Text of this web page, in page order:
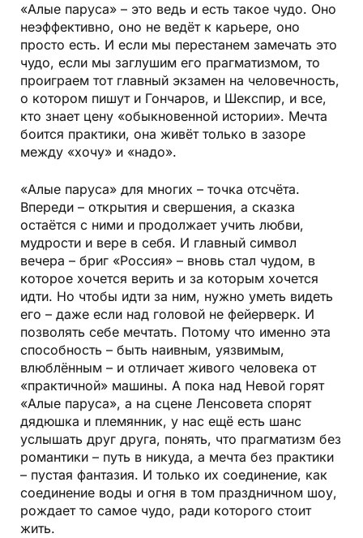
«Алые паруса» – это ведь и есть такое чудо. Оно
неэффективно, оно не ведёт к карьере, оно
просто есть. И если мы перестанем замечать это
чудо, если мы заглушим его прагматизмом, то
проиграем тот главный экзамен на человечность,
о котором пишут и Гончаров, и Шекспир, и все,
кто знает цену «обыкновенной истории». Мечта
боится практики, она живёт только в зазоре
между «хочу» и «надо».
«Алые паруса» для многих – точка отсчёта.
Впереди – открытия и свершения, а сказка
остаётся с ними и продолжает учить любви,
мудрости и вере в себя. И главный символ
вечера – бриг «Россия» – вновь стал чудом, в
которое хочется верить и за которым хочется
идти. Но чтобы идти за ним, нужно уметь видеть
его – даже если над головой не фейерверк. И
позволять себе мечтать. Потому что именно эта
способность – быть наивным, уязвимым,
влюблённым – и отличает живого человека от
«практичной» машины. А пока над Невой горят
«Алые паруса», а на сцене Ленсовета спорят
дядюшка и племянник, у нас ещё есть шанс
услышать друг друга, понять, что прагматизм без
романтики – путь в никуда, а мечта без практики
– пустая фантазия. И только их соединение, как
соединение воды и огня в том праздничном шоу,
рождает то самое чудо, ради которого стоит
жить.